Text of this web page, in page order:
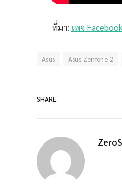
ที่มา: เพจ
Asus Asus Zenfone 2
SHARE.